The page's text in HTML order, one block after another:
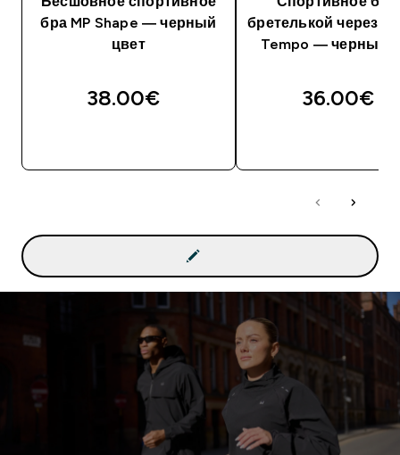
бра MP Shape — черный
цвет
38.00€‎
бретелькой через
Tempo — черный
36.00€‎